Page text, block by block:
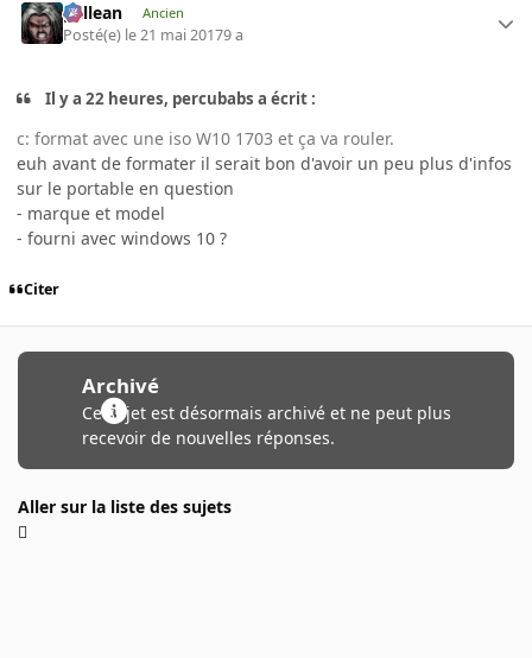
gallean Ancien
Posté(e) le 21 mai 20179 a
Il y a 22 heures, percubabs a écrit :
c: format avec une iso W10 1703 et ça va rouler.
euh avant de formater il serait bon d'avoir un peu plus d'infos
sur le portable en question
- marque et model
- fourni avec windows 10 ?
Citer
Archivé
Ce sujet est désormais archivé et ne peut plus
recevoir de nouvelles réponses.
Aller sur la liste des sujets